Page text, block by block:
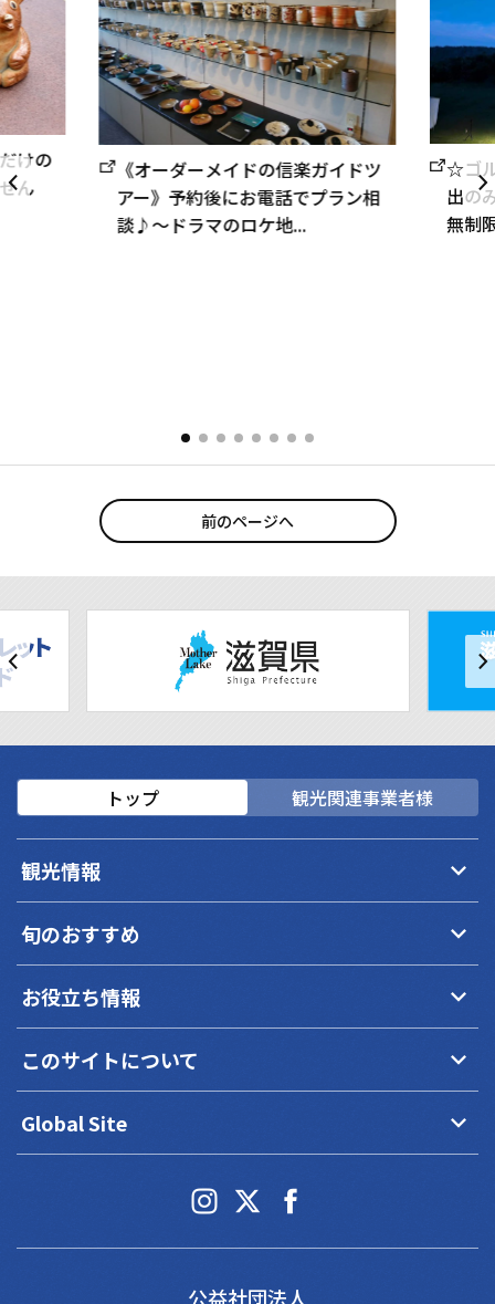
けの
ん
《オーダーメイドの信楽ガイドツ
アー》予約後にお電話でプラン相
談♪～ドラマのロケ地...
☆ゴ
出の
無制
前のページへ
トップ 観光関連事業者様
観光情報 keyboard_arrow_down
旬のおすすめ keyboard_arrow_down
お役立ち情報 keyboard_arrow_down
このサイトについて keyboard_arrow_down
Global Site keyboard_arrow_down
公益社団法人